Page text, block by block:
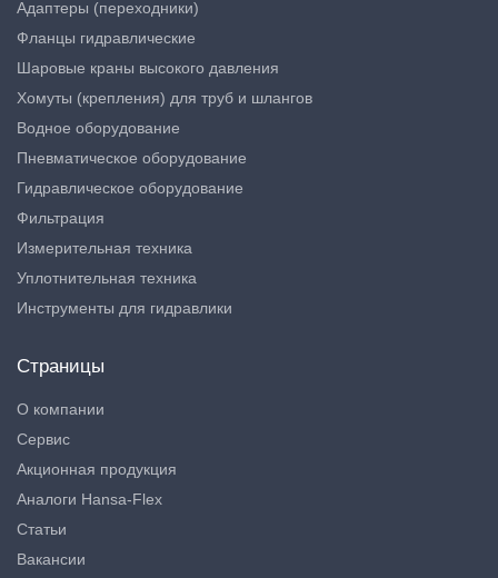
Адаптеры (переходники)
Фланцы гидравлические
Шаровые краны высокого давления
Хомуты (крепления) для труб и шлангов
Водное оборудование
Пневматическое оборудование
Гидравлическое оборудование
Фильтрация
Измерительная техника
Уплотнительная техника
Инструменты для гидравлики
Страницы
О компании
Сервис
Акционная продукция
Аналоги Hansa-Flex
Статьи
Вакансии